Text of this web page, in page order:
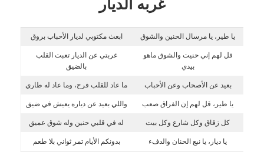
غربه الديار
يا طير، يا مرسال الحنين والشوق ابعث مكتوبي لديار الأحباب بروق
قل لهم إني حنيت والشوق ماهو
بيدي
غربتي عن الديار تعبت القلب
بالضيق
بعيد عن الأصحاب وعن الأحباب ما عاد للقلب فرح، وما عاد له طاري
يا طير، قل لهم إن الفراق صعب واللي بعيد عن دياره يعيش في ضيق
كل زقاق وكل شارع وكل بيت له في قلبي حنين وله شوق عميق
يا ديار، يا نبع الحنان والدفء بدونكم الأيام تمر ثواني بلا طعم